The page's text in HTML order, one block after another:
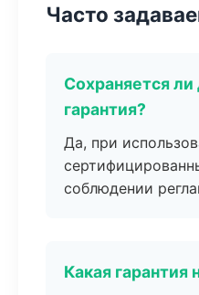
Часто
Сохраняется
гарантия?
Да, при
соблюдении
Какая гарантия